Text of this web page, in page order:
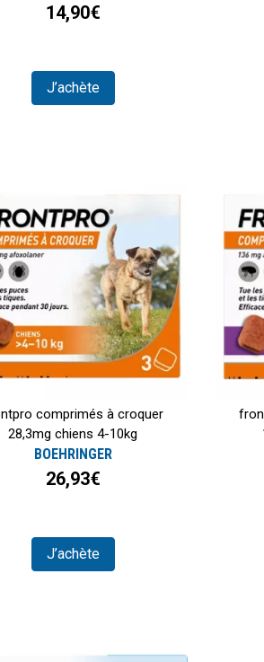
14,90€
J’achète
comprimés à croquer
28,3mg chiens 4-10kg
BOEHRINGER
26,93€
J’achète